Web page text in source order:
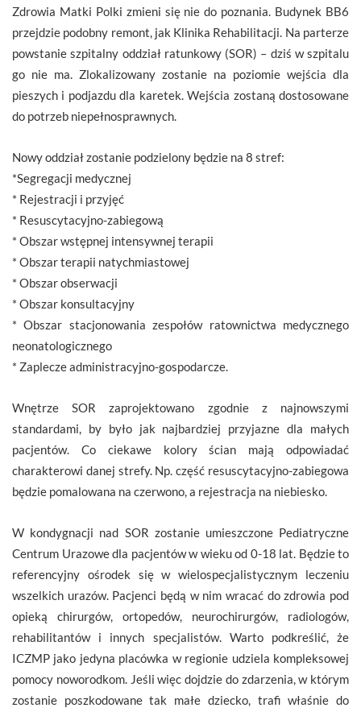
Zdrowia Matki Polki zmieni się nie do poznania. Budynek BB6
przejdzie podobny remont, jak Klinika Rehabilitacji. Na parterze
powstanie szpitalny oddział ratunkowy (SOR) – dziś w szpitalu
go nie ma. Zlokalizowany zostanie na poziomie wejścia dla
pieszych i podjazdu dla karetek. Wejścia zostaną dostosowane
do potrzeb niepełnosprawnych.
Nowy oddział zostanie podzielony będzie na 8 stref:
*Segregacji medycznej
* Rejestracji i przyjęć
* Resuscytacyjno-zabiegową
* Obszar wstępnej intensywnej terapii
* Obszar terapii natychmiastowej
* Obszar obserwacji
* Obszar konsultacyjny
* Obszar stacjonowania zespołów ratownictwa medycznego
neonatologicznego
* Zaplecze administracyjno-gospodarcze.
Wnętrze SOR zaprojektowano zgodnie z najnowszymi
standardami, by było jak najbardziej przyjazne dla małych
pacjentów. Co ciekawe kolory ścian mają odpowiadać
charakterowi danej strefy. Np. część resuscytacyjno-zabiegowa
będzie pomalowana na czerwono, a rejestracja na niebiesko.
W kondygnacji nad SOR zostanie umieszczone Pediatryczne
Centrum Urazowe dla pacjentów w wieku od 0-18 lat. Będzie to
referencyjny ośrodek się w wielospecjalistycznym leczeniu
wszelkich urazów. Pacjenci będą w nim wracać do zdrowia pod
opieką chirurgów, ortopedów, neurochirurgów, radiologów,
rehabilitantów i innych specjalistów. Warto podkreślić, że
ICZMP jako jedyna placówka w regionie udziela kompleksowej
pomocy noworodkom. Jeśli więc dojdzie do zdarzenia, w którym
zostanie poszkodowane tak małe dziecko, trafi właśnie do